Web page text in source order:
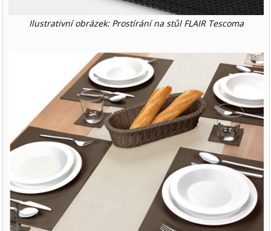
Ilustrativní obrázek: Prostírání na stůl FLAIR Tescoma